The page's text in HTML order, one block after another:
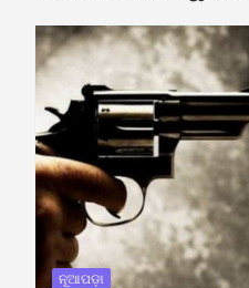
ନୂଆପଡ଼ା